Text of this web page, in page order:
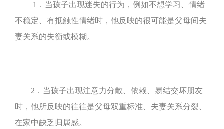
1 ．当孩子出现迷失的行为，例如不想学习、情绪
不稳定、有抵触性情绪时，他反映的很可能是父母间夫
妻关系的失衡或模糊。
2 ．当孩子出现注意力分散、依赖、易结交坏朋友
时，他所反映的往往是父母双重标准、夫妻关系分裂、
在家中缺乏归属感。